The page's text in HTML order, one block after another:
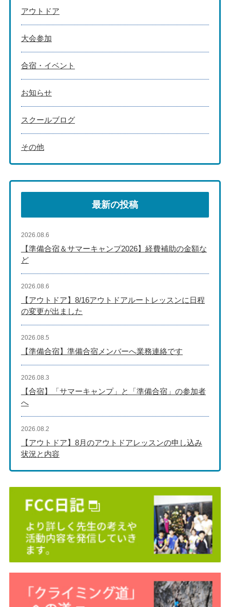
アウトドア
大会参加
合宿・イベント
お知らせ
スクールブログ
その他
最新の投稿
【準備合宿＆サマーキャンプ2026】経費補助の金額な
ど
2026.08.6
【アウトドア】8/16アウトドアルートレッスンに日程
の変更が出ました
2026.08.6
【準備合宿】準備合宿メンバーへ業務連絡です
2026.08.5
【合宿】「サマーキャンプ」と「準備合宿」の参加者
へ
2026.08.3
【アウトドア】8月のアウトドアレッスンの申し込み
状況と内容
2026.08.2